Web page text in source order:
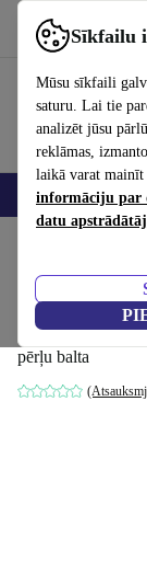
Sīkfailu
Mūsu sīkfaili
saturu. Lai tie
analizēt jūsu
reklāmas,
laikā varat mainīt
informāciju par
datu
Izmantojiet
Viedtālruņi
Ibanez
Pearl White
pērļu balta